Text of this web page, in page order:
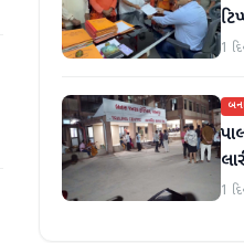
1
1